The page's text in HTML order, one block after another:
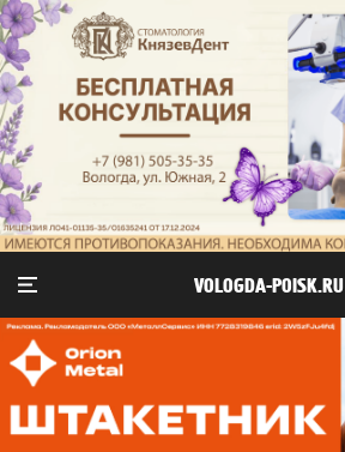
VOLOGDA-POISK.RU